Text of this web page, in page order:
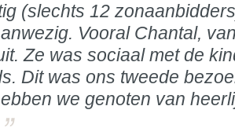
(slechts 12
Vooral Chantal,
Ze was sociaal met de
Dit was ons tweede
we genoten van